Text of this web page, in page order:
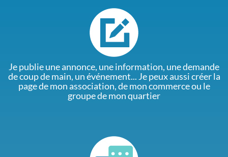
Je publie une annonce, une information, une demande
de coup de main, un événement... Je peux aussi créer la
page de mon association, de mon commerce ou le
groupe de mon quartier